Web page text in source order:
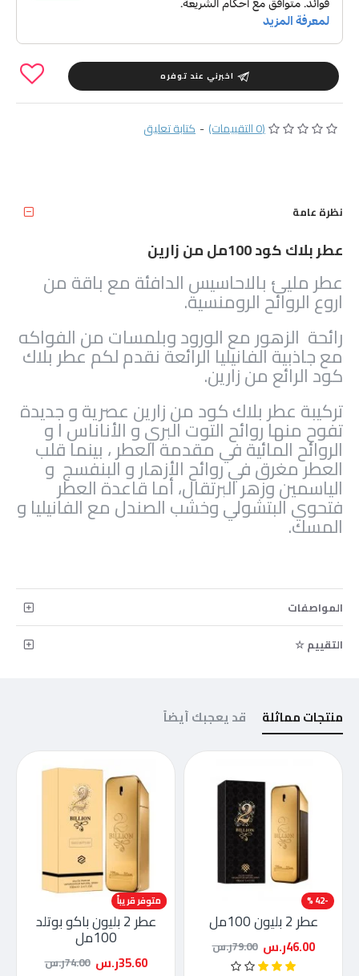
(0 التقييمات) - كتابة تعليق
اخبرني عند توفره
نظرة عامة
عطر بلاك كود 100مل من زارين
عطر مليئ بالاحاسيس الدافئة مع باقة من
اروع الروائح الرومنسية.
رائحة الزهور مع الورود وبلمسات من الفواكه
مع جاذبية الفانيليا الرائعة نقدم لكم عطر بلاك
كود الرائع من زارين.
تركيبة عطر بلاك كود من زارين عصرية و جديدة
تفوح منها روائح التوت البري و الأناناس ا و
الروائح المائية في مقدمة العطر ، بينما قلب
العطر مغرق في روائح الأزهار و البنفسج و
الياسمين وزهر البرتقال، أما قاعدة العطر
فتحوي البتشولي وخشب الصندل مع الفانيليا و
المسك.
المواصفات
التقييم ☆
منتجات مماثلة قد يعجبك أيضاً
-42 %
عطر 2 بليون 100مل
46.00ر.س 79.00ر.س
-52 %
متوفر قريباً
عطر 2 بليون باكو بوتلد
100مل
35.60ر.س 74.00ر.س